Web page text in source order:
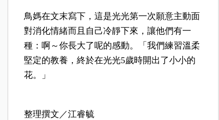
鳥媽在文末寫下，這是光光第一次願意主動面
對消化情緒而且自己冷靜下來，讓他們有一
種：啊～你長大了呢的感動。「我們練習溫柔
堅定的教養，終於在光光5歲時開出了小小的
花。」
整理撰文／江睿毓